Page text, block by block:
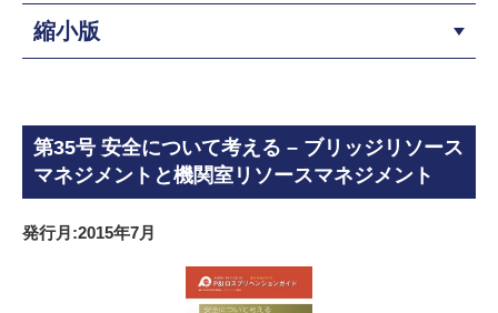
縮小版
第35号 安全について考える – ブリッジリソース
マネジメントと機関室リソースマネジメント
発行月:2015年7月